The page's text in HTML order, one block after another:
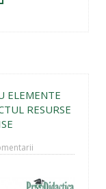
ELEMENTE
RESURSE